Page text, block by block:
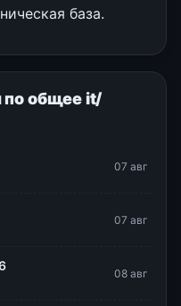
база.
по общее it/
07 авг
07 авг
08 авг